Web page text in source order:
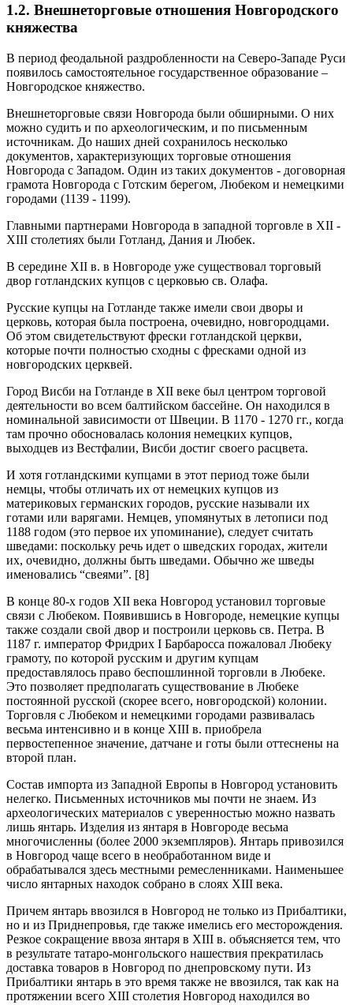
1.2. Внешнеторговые отношения Новгородского
княжества
В период феодальной раздробленности на Северо-Западе Руси
появилось самостоятельное государственное образование –
Новгородское княжество.
Внешнеторговые связи Новгорода были обширными. О них
можно судить и по археологическим, и по письменным
источникам. До наших дней сохранилось несколько
документов, характеризующих торговые отношения
Новгорода с Западом. Один из таких документов - договорная
грамота Новгорода с Готским берегом, Любеком и немецкими
городами (1139 - 1199).
Главными партнерами Новгорода в западной торговле в XII -
XIII столетиях были Готланд, Дания и Любек.
В середине XII в. в Новгороде уже существовал торговый
двор готландских купцов с церковью св. Олафа.
Русские купцы на Готланде также имели свои дворы и
церковь, которая была построена, очевидно, новгородцами.
Об этом свидетельствуют фрески готландской церкви,
которые почти полностью сходны с фресками одной из
новгородских церквей.
Город Висби на Готланде в XII веке был центром торговой
деятельности во всем балтийском бассейне. Он находился в
номинальной зависимости от Швеции. В 1170 - 1270 гг., когда
там прочно обосновалась колония немецких купцов,
выходцев из Вестфалии, Висби достиг своего расцвета.
И хотя готландскими купцами в этот период тоже были
немцы, чтобы отличать их от немецких купцов из
материковых германских городов, русские называли их
готами или варягами. Немцев, упомянутых в летописи под
1188 годом (это первое их упоминание), следует считать
шведами: поскольку речь идет о шведских городах, жители
их, очевидно, должны быть шведами. Обычно же шведы
именовались “свеями”. [8]
В конце 80-х годов XII века Новгород установил торговые
связи с Любеком. Появившись в Новгороде, немецкие купцы
также создали свой двор и построили церковь св. Петра. В
1187 г. император Фридрих I Барбаросса пожаловал Любеку
грамоту, по которой русским и другим купцам
предоставлялось право беспошлинной торговли в Любеке.
Это позволяет предполагать существование в Любеке
постоянной русской (скорее всего, новгородской) колонии.
Торговля с Любеком и немецкими городами развивалась
весьма интенсивно и в конце XIII в. приобрела
первостепенное значение, датчане и готы были оттеснены на
второй план.
Состав импорта из Западной Европы в Новгород установить
нелегко. Письменных источников мы почти не знаем. Из
археологических материалов с уверенностью можно назвать
лишь янтарь. Изделия из янтаря в Новгороде весьма
многочисленны (более 2000 экземпляров). Янтарь привозился
в Новгород чаще всего в необработанном виде и
обрабатывался здесь местными ремесленниками. Наименьшее
число янтарных находок собрано в слоях XIII века.
Причем янтарь ввозился в Новгород не только из Прибалтики,
но и из Приднепровья, где также имелись его месторождения.
Резкое сокращение ввоза янтаря в XIII в. объясняется тем, что
в результате татаро-монгольского нашествия прекратилась
доставка товаров в Новгород по днепровскому пути. Из
Прибалтики янтарь в это время также не ввозился, так как на
протяжении всего XIII столетия Новгород находился во